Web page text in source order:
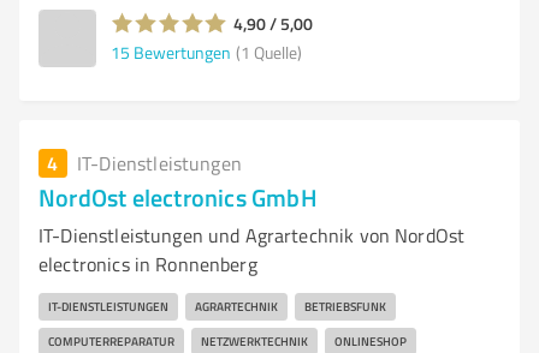
4,90 / 5,00
15 Bewertungen (1 Quelle)
4 IT-Dienstleistungen
NordOst electronics GmbH
IT-Dienstleistungen und Agrartechnik von NordOst
electronics in Ronnenberg
IT-DIENSTLEISTUNGEN AGRARTECHNIK BETRIEBSFUNK
COMPUTERREPARATUR NETZWERKTECHNIK ONLINESHOP